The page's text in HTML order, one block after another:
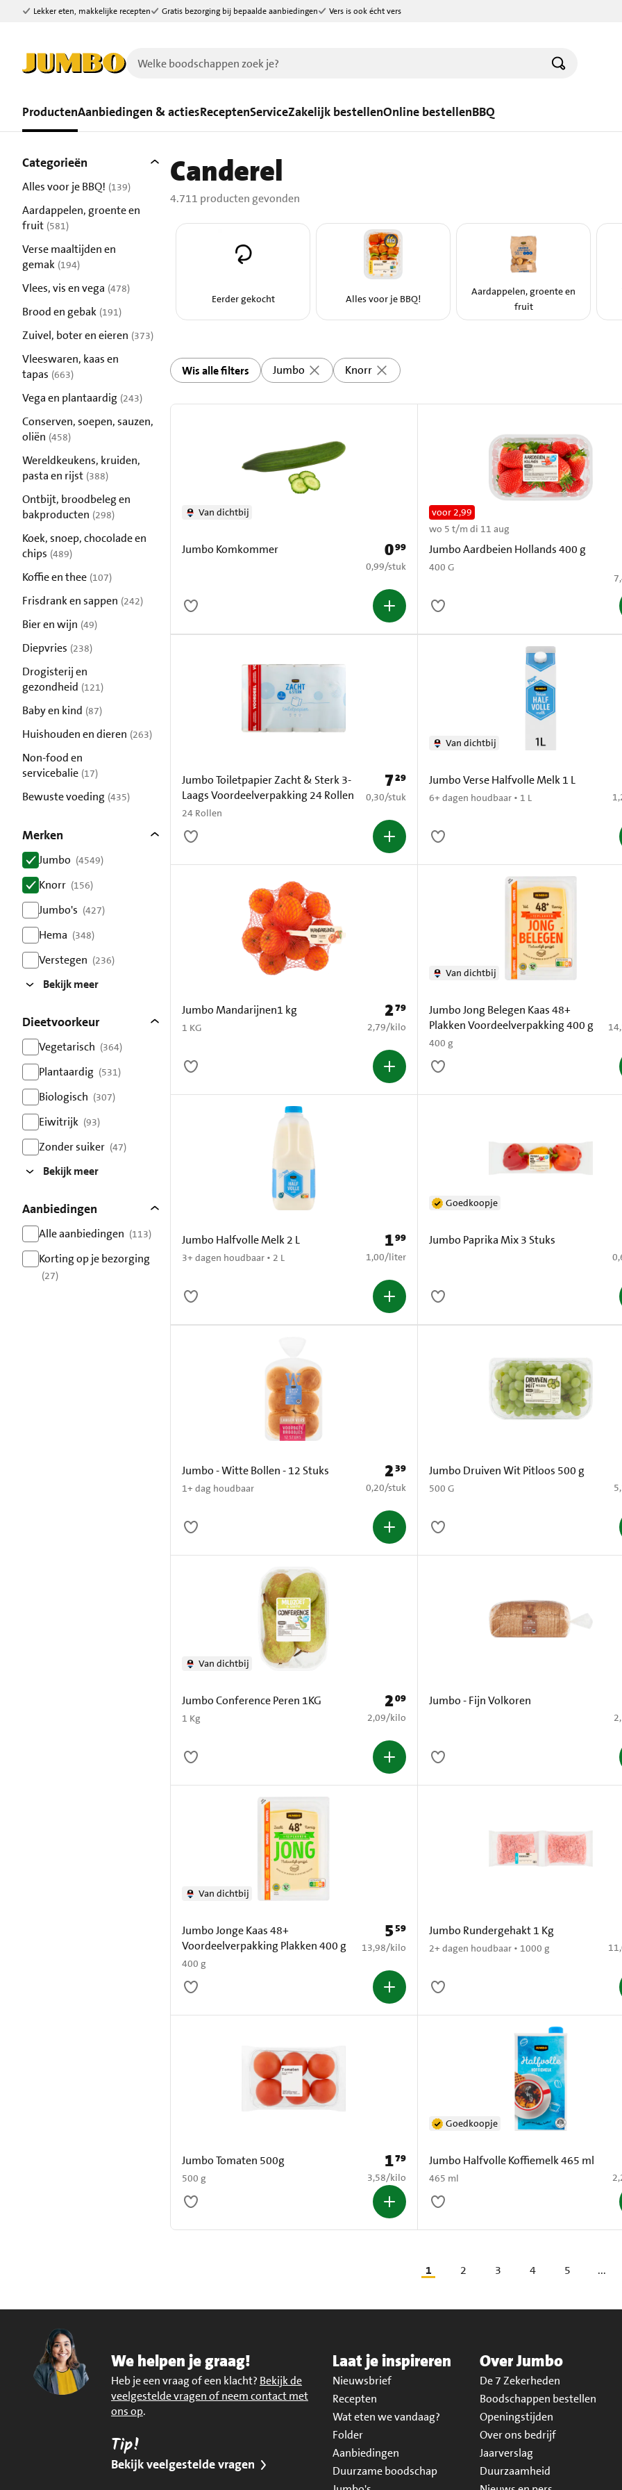
Ga naar zoeken
Ga naar hoofdinhoud
Lekker eten, makkelijke recepten Gratis bezorging bij bepaalde aanbiedingen Vers is ook écht vers
ProductenAanbiedingen & actiesReceptenServiceZakelijk bestellenOnline bestellenBBQ
4711 producten gevonden.
Filters
Categorieën
Alles voor je BBQ! (139)
Aardappelen, groente en
fruit (581)
Verse maaltijden en
gemak (194)
Vlees, vis en vega (478)
Brood en gebak (191)
Zuivel, boter en eieren (373)
Vleeswaren, kaas en
tapas (663)
Vega en plantaardig (243)
Conserven, soepen, sauzen,
oliën (458)
Wereldkeukens, kruiden,
pasta en rijst (388)
Ontbijt, broodbeleg en
bakproducten (298)
Koek, snoep, chocolade en
chips (489)
Koffie en thee (107)
Frisdrank en sappen (242)
Bier en wijn (49)
Diepvries (238)
Drogisterij en
gezondheid (121)
Baby en kind (87)
Huishouden en dieren (263)
Non-food en
servicebalie (17)
Bewuste voeding (435)
Merken
Jumbo (4549)
resultaten
Knorr (156)
resultaten
Jumbo's (427)
resultaten
Hema (348)
resultaten
Verstegen (236)
Bekijk meer
Dieetvoorkeur
Vegetarisch (364)
resultaten
Plantaardig (531)
resultaten
Biologisch (307)
resultaten
Eiwitrijk (93)
resultaten
Zonder suiker (47)
Bekijk meer
Aanbiedingen
Alle aanbiedingen (113)
resultaten
Korting op je bezorging
(27)
Canderel
4.711 producten gevonden
Eerder gekocht Alles voor je BBQ!
Aardappelen, groente en
fruit
Wis alle filters Jumbo Knorr
Jumbo Komkommer
Van dichtbij
Prijs: € 0,99
099
€ 0,99 per stuk
0,99/stuk
Jumbo Aardbeien Hollands 400 g
400 G
voor 2,99
wo 5 t/m di 11 aug
€
Jumbo Toiletpapier Zacht & Sterk 3-
Laags Voordeelverpakking 24 Rollen
24 Rollen
Prijs: € 7,29
729
€ 0,30 per stuk
0,30/stuk
Jumbo Verse Halfvolle Melk 1 L
6+ dagen houdbaar • 1 L
Van dichtbij
€
Jumbo Mandarijnen1 kg
1 KG
Prijs: € 2,79
279
€ 2,79 per kilo
2,79/kilo
Jumbo Jong Belegen Kaas 48+
Plakken Voordeelverpakking 400 g
400 g
Van dichtbij
€
Jumbo Halfvolle Melk 2 L
3+ dagen houdbaar • 2 L
Prijs: € 1,99
199
€ 1,00 per liter
1,00/liter
Jumbo Paprika Mix 3 Stuks
Goedkoopje
€
Jumbo - Witte Bollen - 12 Stuks
1+ dag houdbaar
Prijs: € 2,39
239
€ 0,20 per stuk
0,20/stuk
Jumbo Druiven Wit Pitloos 500 g
500 G
€
Jumbo Conference Peren 1KG
1 Kg
Van dichtbij
Prijs: € 2,09
209
€ 2,09 per kilo
2,09/kilo
Jumbo - Fijn Volkoren
€
Jumbo Jonge Kaas 48+
Voordeelverpakking Plakken 400 g
400 g
Van dichtbij
Prijs: € 5,59
559
€ 13,98 per kilo
13,98/kilo
Jumbo Rundergehakt 1 Kg
2+ dagen houdbaar • 1000 g
€
Jumbo Tomaten 500g
500 g
Prijs: € 1,79
179
€ 3,58 per kilo
3,58/kilo
Jumbo Halfvolle Koffiemelk 465 ml
465 ml
Goedkoopje
€
1 2 3 4 5 ...
We helpen je graag!
Heb je een vraag of een klacht? Bekijk de
veelgestelde vragen of neem contact met
ons op.
Tip!
Bekijk veelgestelde vragen
Laat je inspireren
Nieuwsbrief
Recepten
Wat eten we vandaag?
Folder
Aanbiedingen
Duurzame boodschap
Over Jumbo
De 7 Zekerheden
Boodschappen bestellen
Openingstijden
Over ons bedrijf
Jaarverslag
Duurzaamheid